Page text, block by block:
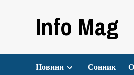
Info Mag
Новини Сонник